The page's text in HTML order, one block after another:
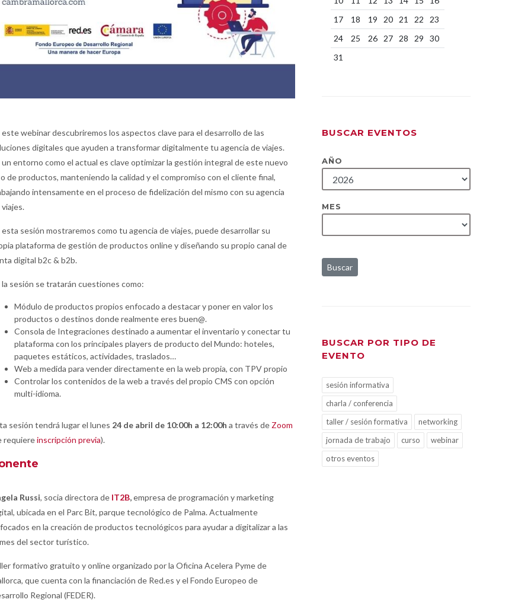
este webinar descubriremos los aspectos clave para el desarrollo de las
digitales que ayuden a transformar digitalmente tu agencia de viajes.
un entorno como el actual es clave optimizar la gestión integral de este nuevo
de productos, manteniendo la calidad y el compromiso con el cliente final,
intensamente en el proceso de fidelización del mismo con su agencia
esta sesión mostraremos como tu agencia de viajes, puede desarrollar su
plataforma de gestión de productos online y diseñando su propio canal de
digital b2c & b2b.
la sesión se tratarán cuestiones como:
Módulo de productos propios enfocado a destacar y poner en valor los
productos o destinos donde realmente eres buen@.
Consola de Integraciones destinado a aumentar el inventario y conectar tu
plataforma con los principales players de producto del Mundo: hoteles,
paquetes estáticos, actividades, traslados…
Web a medida para vender directamente en la web propia, con TPV propio
Controlar los contenidos de la web a través del propio CMS con opción
multi-idioma.
sesión tendrá lugar el lunes 24 de abril de 10:00h a 12:00h a través deZoom
requiereinscripción previa).
Russi, socia directora de IT2B,empresa de programación y marketing
ubicada en el Parc Bit, parque tecnológico de Palma. Actualmente
en la creación de productos tecnológicos para ayudar a digitalizar a las
del sector turístico.
formativo gratuito y online organizado por la Oficina Acelera Pyme de
que cuenta con la financiación de Red.es y el Fondo Europeo de
Regional (FEDER).
17
18 19 20 21 22
23
24
25 26 27 28 29
30
31
BUSCAR EVENTOS
AÑO
MES
Buscar
BUSCAR POR TIPO DE
EVENTO
sesión informativa
charla / conferencia
taller / sesión formativa
networking
jornada de trabajo
curso
webinar
otros eventos